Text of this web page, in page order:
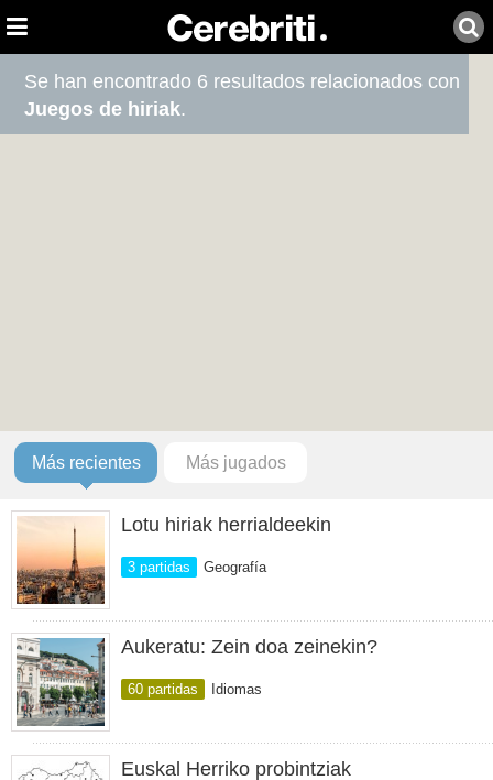
Se han encontrado 6 resultados relacionados con
Juegos de hiriak.
Más recientes Más jugados
Lotu hiriak herrialdeekin
3 partidas Geografía
Aukeratu: Zein doa zeinekin?
60 partidas Idiomas
Euskal Herriko probintziak